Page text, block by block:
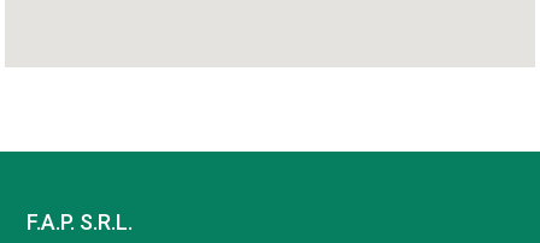
F.A.P. S.R.L.